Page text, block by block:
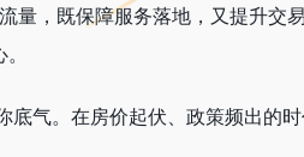
，既保障服务落地，又提升交易
底气。在房价起伏、政策频出的